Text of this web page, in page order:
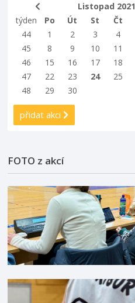
Listopad 2021
týden
Po Út St Čt
44
1 2 3 4
45
8 9 10 11
46
15 16 17 18
47
22 23 24 25
48
29 30
přidat akci
FOTO z akcí